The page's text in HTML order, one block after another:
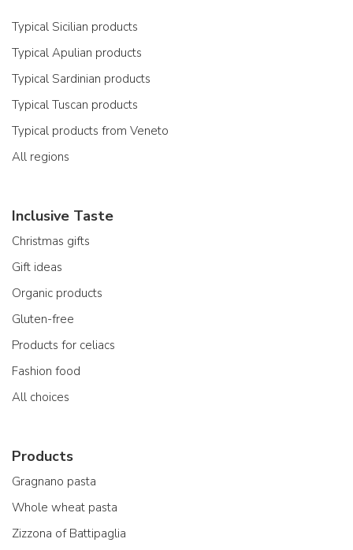
Typical Sicilian products
Typical Apulian products
Typical Sardinian products
Typical Tuscan products
Typical products from Veneto
All regions
Inclusive Taste
Christmas gifts
Gift ideas
Organic products
Gluten-free
Products for celiacs
Fashion food
All choices
Products
Gragnano pasta
Whole wheat pasta
Zizzona of Battipaglia